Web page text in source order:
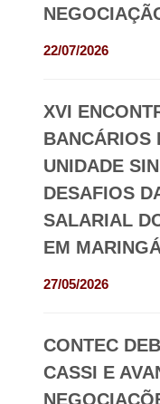
22/07/2026
XVI
BANCÁRIOS
UNIDADE
DESAFIOS
SALARIAL
EM
27/05/2026
CONTEC
CASSI E